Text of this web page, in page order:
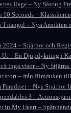
Hage – Ny Säsong
Seconds –
– Nya Ansikten
– Stjärnor och
– En Djupdykning i
inga visor – Ny Stjärna
stort – från filmduken
– Nya Stjärnor
3 –
in My Heart –